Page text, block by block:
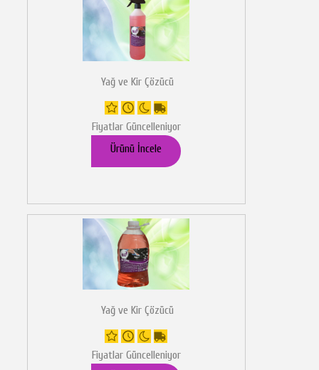
Yağ ve Kir Çözücü
Fiyatlar Güncelleniyor
Ürünü İncele
Yağ ve Kir Çözücü
Fiyatlar Güncelleniyor